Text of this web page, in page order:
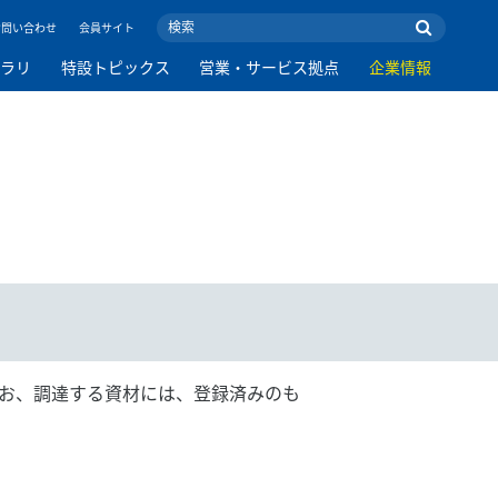
い合わせ 会員サイト
リ 特設トピックス 営業・サービス拠点 企業情報
、調達する資材には、登録済みのも